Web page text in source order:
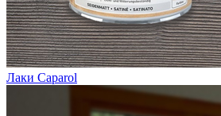
Лаки Caparol